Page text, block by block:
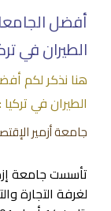
أفضل
الطيران في
هنا نذكر لكم
الطيران في تركيا :
جامعة أزمير
تأسست جامعة